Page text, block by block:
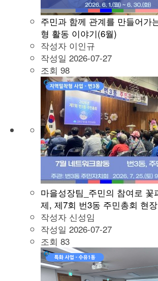
주민과 함께 관계를 만들어가
형 활동 이야기(6월)
작성자 이인규
작성일 2026-07-27
조회 98
마을성장팀_주민의 참여로 꽃
제, 제7회 번3동 주민총회 현
작성자 신성임
작성일 2026-07-27
조회 83